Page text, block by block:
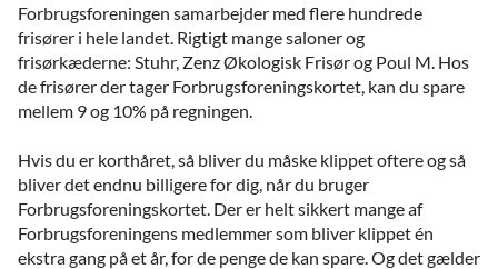
Forbrugsforeningen samarbejder med flere hundrede
frisører i hele landet. Rigtigt mange saloner og
frisørkæderne: Stuhr, Zenz Økologisk Frisør og Poul M. Hos
de frisører der tager Forbrugsforeningskortet, kan du spare
mellem 9 og 10% på regningen.
Hvis du er korthåret, så bliver du måske klippet oftere og så
bliver det endnu billigere for dig, når du bruger
Forbrugsforeningskortet. Der er helt sikkert mange af
Forbrugsforeningens medlemmer som bliver klippet én
ekstra gang på et år, for de penge de kan spare. Og det gælder